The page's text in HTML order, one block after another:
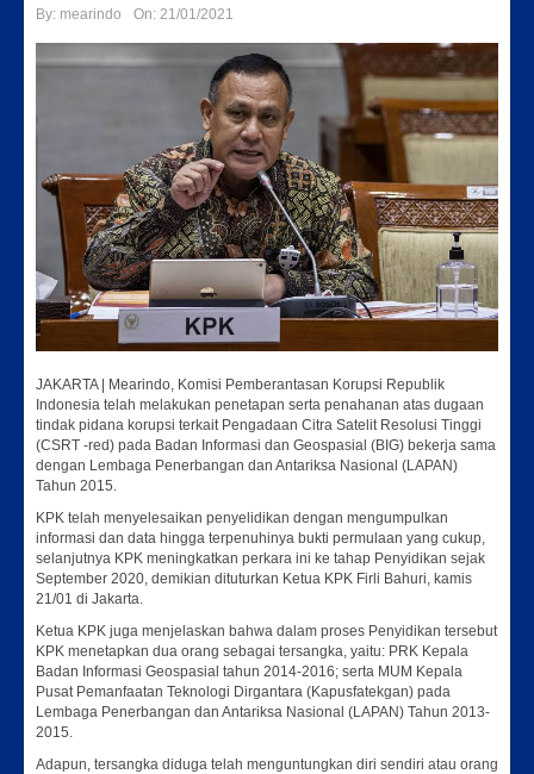
By: mearindo On: 21/01/2021
JAKARTA | Mearindo, Komisi Pemberantasan Korupsi Republik
Indonesia telah melakukan penetapan serta penahanan atas dugaan
tindak pidana korupsi terkait Pengadaan Citra Satelit Resolusi Tinggi
(CSRT -red) pada Badan Informasi dan Geospasial (BIG) bekerja sama
dengan Lembaga Penerbangan dan Antariksa Nasional (LAPAN)
Tahun 2015.
KPK telah menyelesaikan penyelidikan dengan mengumpulkan
informasi dan data hingga terpenuhinya bukti permulaan yang cukup,
selanjutnya KPK meningkatkan perkara ini ke tahap Penyidikan sejak
September 2020, demikian dituturkan Ketua KPK Firli Bahuri, kamis
21/01 di Jakarta.
Ketua KPK juga menjelaskan bahwa dalam proses Penyidikan tersebut
KPK menetapkan dua orang sebagai tersangka, yaitu: PRK Kepala
Badan Informasi Geospasial tahun 2014-2016; serta MUM Kepala
Pusat Pemanfaatan Teknologi Dirgantara (Kapusfatekgan) pada
Lembaga Penerbangan dan Antariksa Nasional (LAPAN) Tahun 2013-
2015.
Adapun, tersangka diduga telah menguntungkan diri sendiri atau orang